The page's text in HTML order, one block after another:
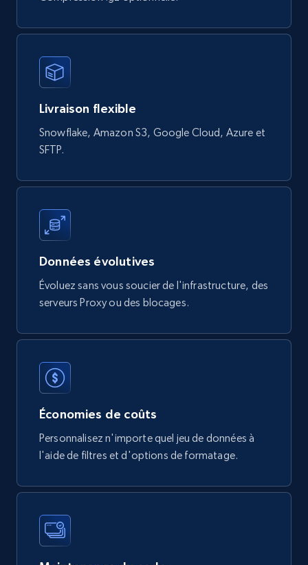
Digikey - Products
Product url, Category url, Part number,
Description, Manufacturer, Manufacturer url,
Datasheet url, Rohs compliant, and more.
778+
mercadolivre.com.br products
URL, Product id, Title, Breadcrumbs, Category,
eCommerce
URL, Review id, Reviewer name, Review date,
more.
eCommerce
Livraison flexible
Snowflake, Amazon S3, Google Cloud, Azure et
SFTP.
Données évolutives
Évoluez sans vous soucier de l'infrastructure, des
serveurs Proxy ou des blocages.
Économies de coûts
Personnalisez n'importe quel jeu de données à
l'aide de filtres et d'options de formatage.